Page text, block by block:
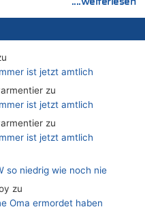
ist jetzt amtlich
zu
ist jetzt amtlich
zu
ist jetzt amtlich
so niedrig wie noch nie
zu
Oma ermordet haben